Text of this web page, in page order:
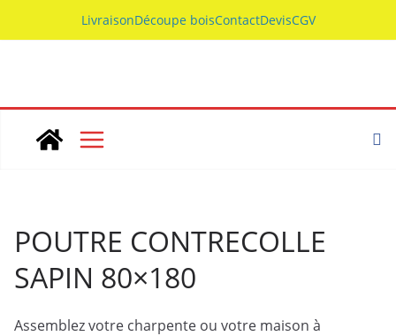
to
LivraisonDécoupe boisContactDevisCGV
POUTRE CONTRECOLLE
SAPIN 80×180
Assemblez votre charpente ou votre maison à